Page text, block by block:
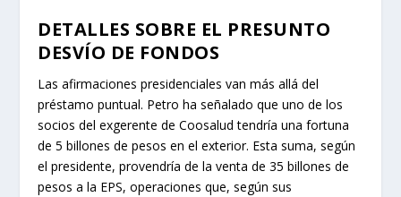
DETALLES SOBRE EL PRESUNTO
DESVÍO DE FONDOS
Las afirmaciones presidenciales van más allá del
préstamo puntual. Petro ha señalado que uno de los
socios del exgerente de Coosalud tendría una fortuna
de 5 billones de pesos en el exterior. Esta suma, según
el presidente, provendría de la venta de 35 billones de
pesos a la EPS, operaciones que, según sus